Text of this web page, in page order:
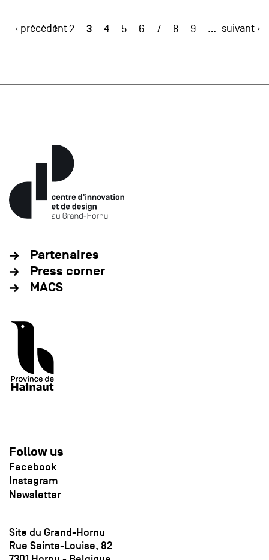
‹ précédent
1 2 3 4 5 6 7 8 9 … suivant ›
Partenaires
Press corner
MACS
Follow us
Facebook
Instagram
Newsletter
Site du Grand-Hornu
Rue Sainte-Louise, 82